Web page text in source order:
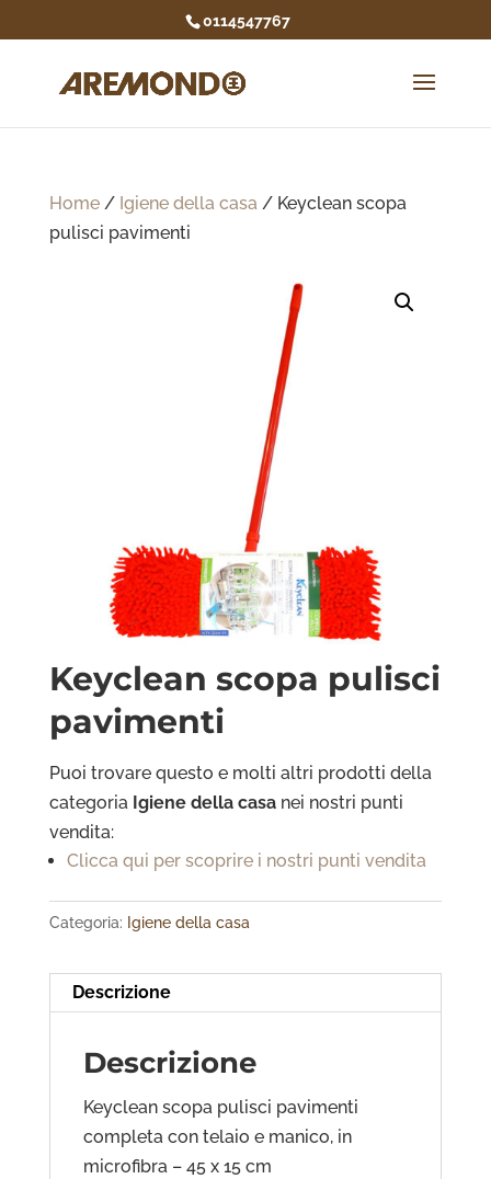
0114547767
Home/ Igiene della casa/ Keyclean scopa
pulisci pavimenti
Keyclean scopa pulisci
pavimenti
Puoi trovare questo e molti altri prodotti della
categoriaIgiene della casa nei nostri punti
vendita:
Clicca qui per scoprire i nostri punti vendita
Categoria: Igiene della casa
Descrizione
Descrizione
Keyclean scopa pulisci pavimenti
completa con telaio e manico, in
microfibra – 45 x 15 cm